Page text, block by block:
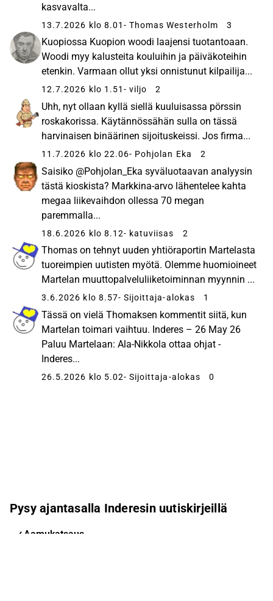
kasvavalta...
13.7.2026 klo 8.01 - Thomas Westerholm 3
Kuopiossa Kuopion woodi laajensi tuotantoaan.
Woodi myy kalusteita kouluihin ja päiväkoteihin
etenkin. Varmaan ollut yksi onnistunut kilpailija...
12.7.2026 klo 1.51 - viljo 2
Uhh, nyt ollaan kyllä siellä kuuluisassa pörssin
roskakorissa. Käytännössähän sulla on tässä
harvinaisen binäärinen sijoituskeissi. Jos firma...
11.7.2026 klo 22.06- Pohjolan Eka 2
Saisiko @Pohjolan_Eka syväluotaavan analyysin
tästä kioskista? Markkina-arvo lähentelee kahta
megaa liikevaihdon ollessa 70 megan
paremmalla...
18.6.2026 klo 8.12- katuviisas 2
Thomas on tehnyt uuden yhtiöraportin Martelasta
tuoreimpien uutisten myötä. Olemme huomioineet
Martelan muuttopalveluliiketoiminnan myynnin ...
3.6.2026 klo 8.57- Sijoittaja-alokas 1
Tässä on vielä Thomaksen kommentit siitä, kun
Martelan toimari vaihtuu. Inderes – 26 May 26
Paluu Martelaan: Ala-Nikkola ottaa ohjat -
Inderes...
26.5.2026 klo 5.02- Sijoittaja-alokas 0
Pysy ajantasalla Inderesin uutiskirjeillä
Aamukatsaus